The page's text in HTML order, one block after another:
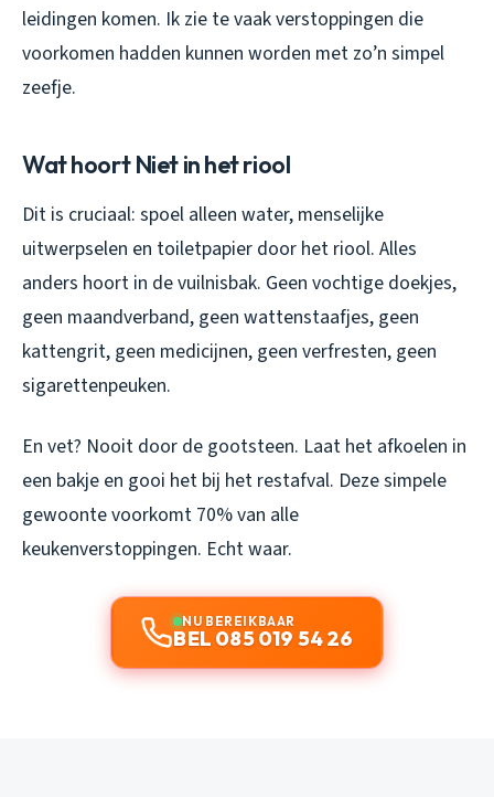
leidingen komen. Ik zie te vaak verstoppingen die
voorkomen hadden kunnen worden met zo’n simpel
zeefje.
Wat hoort Niet in het riool
Dit is cruciaal: spoel alleen water, menselijke
uitwerpselen en toiletpapier door het riool. Alles
anders hoort in de vuilnisbak. Geen vochtige doekjes,
geen maandverband, geen wattenstaafjes, geen
kattengrit, geen medicijnen, geen verfresten, geen
sigarettenpeuken.
En vet? Nooit door de gootsteen. Laat het afkoelen in
een bakje en gooi het bij het restafval. Deze simpele
gewoonte voorkomt 70% van alle
keukenverstoppingen. Echt waar.
NU BEREIKBAAR
BEL 085 019 54 26